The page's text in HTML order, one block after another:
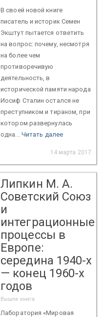
В своей новой книге
писатель и историк Семен
Экштут пытается ответить
на вопрос: почему, несмотря
на более чем
противоречивую
деятельность, в
исторической памяти народа
Иосиф Сталин остался не
преступником и тираном, при
котором развернулась
одна... Читать далее
14 марта 2017
Липкин М. А.
Советский Союз
и
интеграционные
процессы в
Европе:
середина 1940-х
— конец 1960-х
годов
Вышла книга
Лаборатория «Мировая